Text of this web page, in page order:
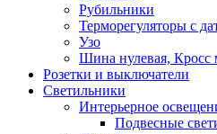
Рубильники
Терморегуляторы с
Узо
Шина нулевая, Кросс
Розетки и выключатели
Светильники
Интерьерное
Подвесные